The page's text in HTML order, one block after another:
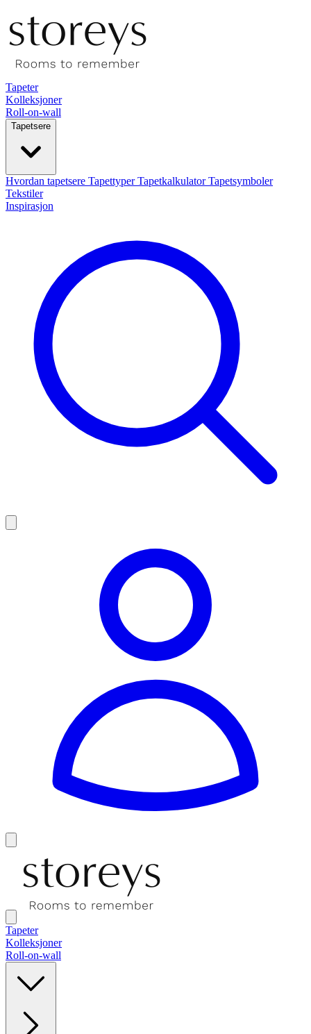
Tapeter
Kolleksjoner
Roll-on-wall
Tapetsere
Hvordan tapetsere TapettyperTapetkalkulatorTapetsymboler
Tekstiler
Inspirasjon
Tapeter
Kolleksjoner
Roll-on-wall